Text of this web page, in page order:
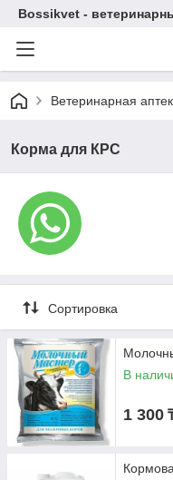
Bossikvet -
Ветеринарная
Корма для КРС
Сортировка
В
1 300